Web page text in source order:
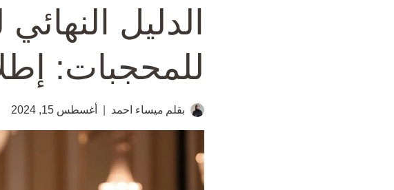
الدليل
للمحجبات:
بقلم ميساء احمد أغسطس 15, 2024